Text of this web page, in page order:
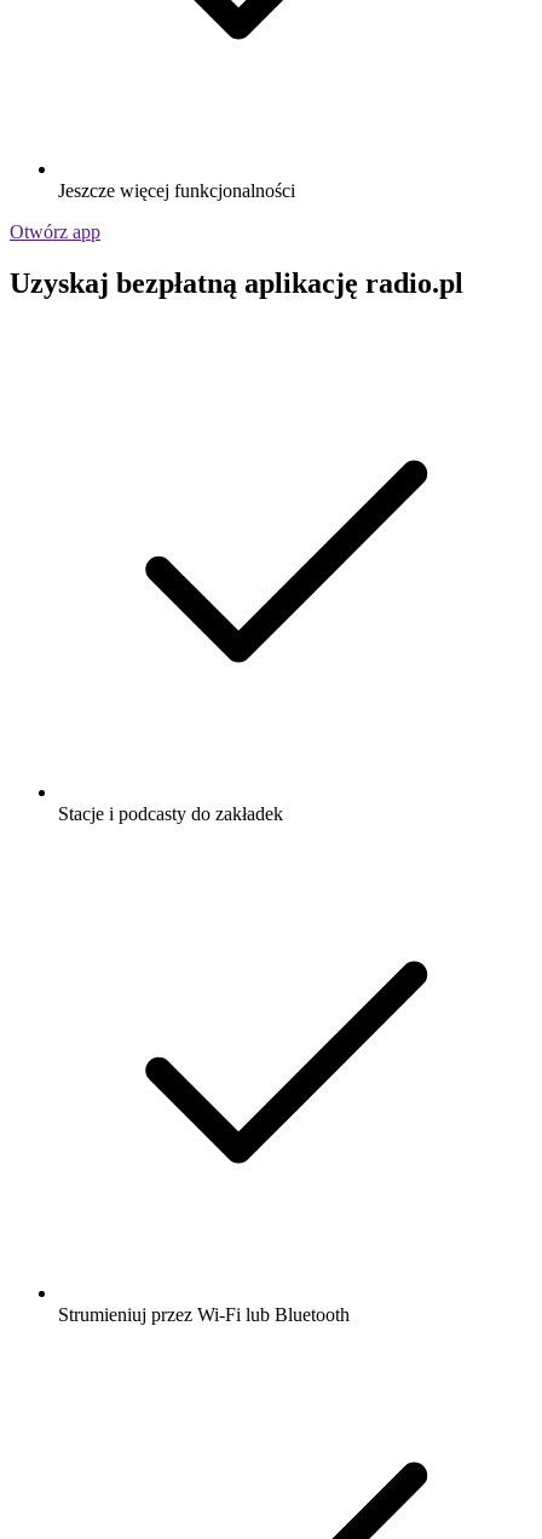
Jeszcze więcej funkcjonalności
Otwórz app
Uzyskaj bezpłatną aplikację radio.pl
Stacje i podcasty do zakładek
Strumieniuj przez Wi-Fi lub Bluetooth